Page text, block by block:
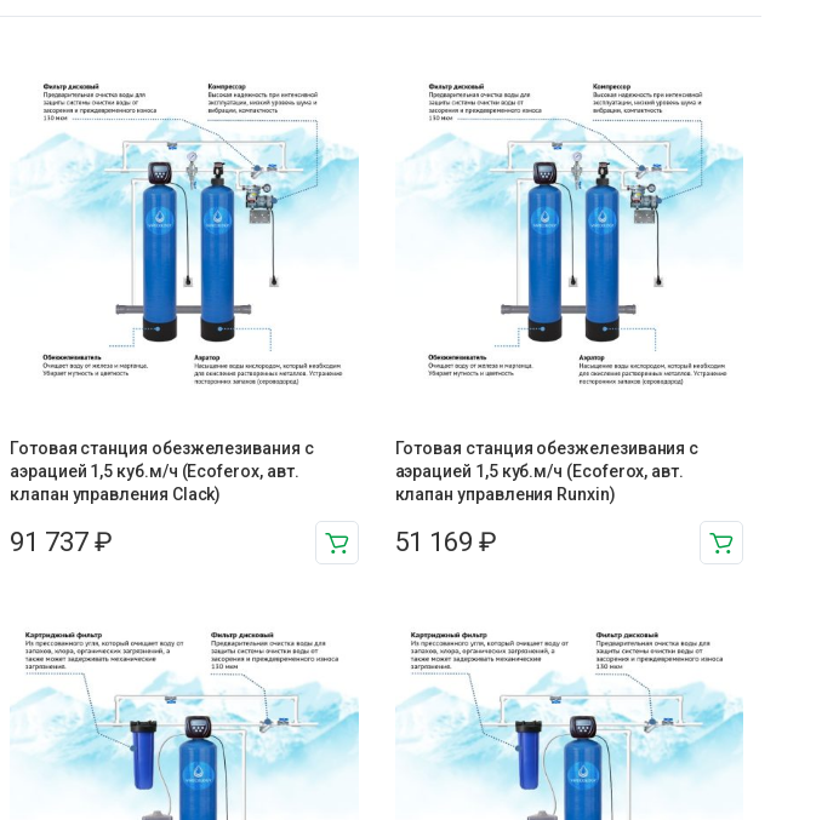
Готовая станция обезжелезивания c
аэрацией 1,5 куб.м/ч (Ecoferox, авт.
клапан управления Clack)
91 737 ₽
Готовая станция обезжелезивания c
аэрацией 1,5 куб.м/ч (Ecoferox, авт.
клапан управления Runxin)
51 169₽